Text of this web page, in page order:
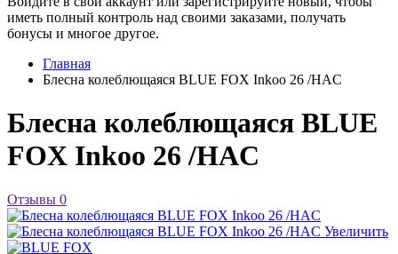
иметь полный контроль над своими заказами, получать
бонусы и многое другое.
Главная
Блесна колеблющаяся BLUE FOX Inkoo 26 /HAC
Блесна колеблющаяся BLUE
FOX Inkoo 26 /HAC
Отзывы 0
Увеличить